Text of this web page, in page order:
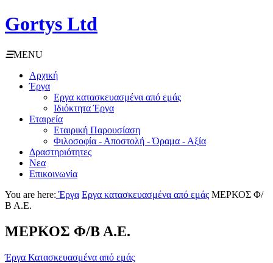
Gortys Ltd
☰MENU
Αρχική
Έργα
Εργα κατασκευασμένα από εμάς
Ιδιόκτητα Έργα
Εταιρεία
Εταιρική Παρουσίαση
Φιλοσοφία - Αποστολή - Όραμα - Αξία
Δραστηριότητες
Νεα
Επικοινωνία
You are here: Έργα Εργα κατασκευασμένα από εμάς ΜΕΡΚΟΣ Φ/
Β Α.Ε.
ΜΕΡΚΟΣ Φ/Β Α.Ε.
Έργα Κατασκευασμένα από εμάς